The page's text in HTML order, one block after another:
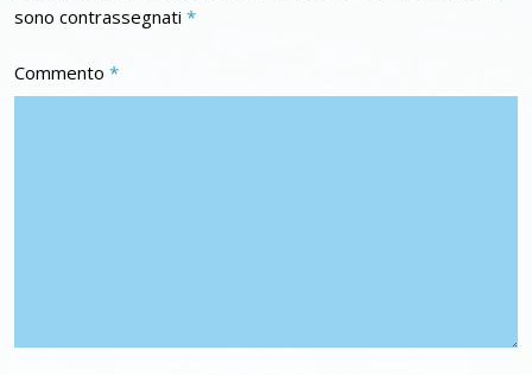
sono contrassegnati *
Commento *